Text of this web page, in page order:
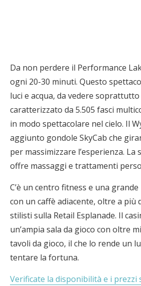
Da non perdere il Performance
ogni 20-30 minuti. Questo
luci e acqua, da vedere
caratterizzato da 5.505 fasci
in modo spettacolare nel cielo. Il
aggiunto gondole SkyCab che
per massimizzare l’esperienza. La
offre massaggi e trattamenti
C’è un centro fitness e una grande
con un caffè adiacente, oltre a più
stilisti sulla Retail Esplanade. Il
un’ampia sala da gioco con oltre
tavoli da gioco, il che lo rende un
tentare la fortuna.
Verificate la disponibilità e i prezzi